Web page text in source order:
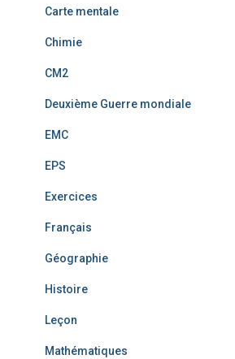
Carte mentale
Chimie
CM2
Deuxième Guerre mondiale
EMC
EPS
Exercices
Français
Géographie
Histoire
Leçon
Mathématiques